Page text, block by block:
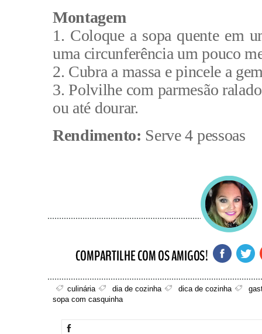
Montagem
1. Coloque a sopa quente em
uma circunferência um pouco
2. Cubra a massa e pincele a
3. Polvilhe com parmesão
ou até dourar.
Rendimento: Serve 4 pessoas
culinária dia de cozinha dica de cozinha
sopa com casquinha